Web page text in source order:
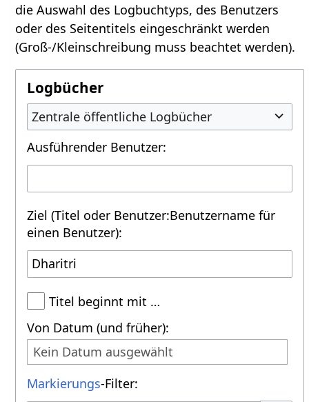
die Auswahl des Logbuchtyps, des Benutzers
oder des Seitentitels eingeschränkt werden
(Groß-/Kleinschreibung muss beachtet werden).
Logbücher
Zentrale öffentliche Logbücher
Ausführender Benutzer:
Ziel (Titel oder Benutzer:Benutzername für
einen Benutzer):
Titel beginnt mit …
Von Datum (und früher):
Kein Datum ausgewählt
Markierungs-Filter: